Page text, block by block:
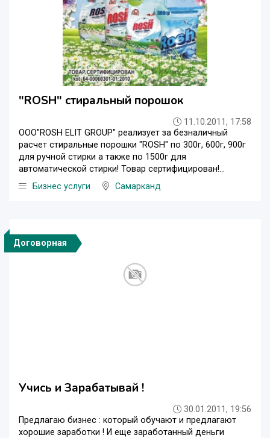
"ROSH" стиральный порошок
11.10.2011, 17:58
ООО"ROSH ELIT GROUP" реализует за безналичный
расчет стиральные порошки "ROSH" по 300г, 600г, 900г
для ручной стирки а также по 1500г для
автоматической стирки! Товар сертифицирован!...
Бизнес услуги
Самарканд
Договорная
Учись и Зарабатывай !
30.01.2011, 19:56
Предлагаю бизнес : который обучают и предлагают
хорошие заработки ! И еще заработанный деньги